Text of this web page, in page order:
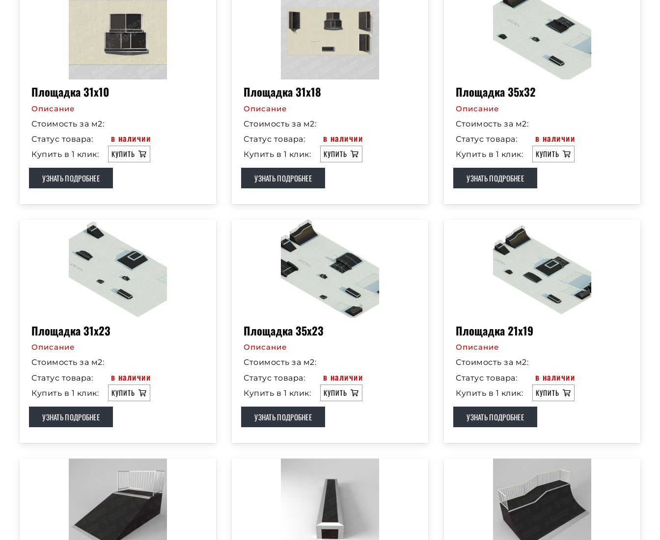
Площадка 31х10
Описание
Стоимость за м2:
Статус товара:
в наличии
Купить в 1 клик: КУПИТЬ
УЗНАТЬ ПОДРОБНЕЕ
Площадка 31х18
Описание
Стоимость за м2:
Статус товара:
в наличии
Купить в 1 клик: КУПИТЬ
УЗНАТЬ ПОДРОБНЕЕ
Площадка 35х32
Описание
Стоимость за м2:
Статус товара:
в наличии
Купить в 1 клик: КУПИТЬ
УЗНАТЬ ПОДРОБНЕЕ
Площадка 31х23
Описание
Стоимость за м2:
Статус товара:
в наличии
Купить в 1 клик: КУПИТЬ
УЗНАТЬ ПОДРОБНЕЕ
Площадка 35х23
Описание
Стоимость за м2:
Статус товара:
в наличии
Купить в 1 клик: КУПИТЬ
УЗНАТЬ ПОДРОБНЕЕ
Площадка 21х19
Описание
Стоимость за м2:
Статус товара:
в наличии
Купить в 1 клик: КУПИТЬ
УЗНАТЬ ПОДРОБНЕЕ